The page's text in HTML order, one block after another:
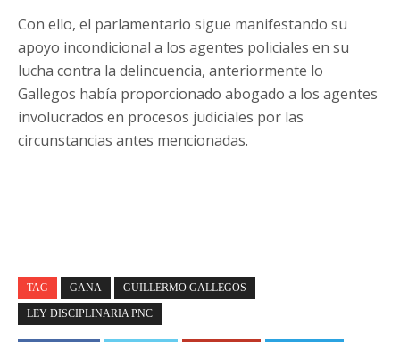
Con ello, el parlamentario sigue manifestando su
apoyo incondicional a los agentes policiales en su
lucha contra la delincuencia, anteriormente lo
Gallegos había proporcionado abogado a los agentes
involucrados en procesos judiciales por las
circunstancias antes mencionadas.
TAG GANA GUILLERMO GALLEGOS
LEY DISCIPLINARIA PNC